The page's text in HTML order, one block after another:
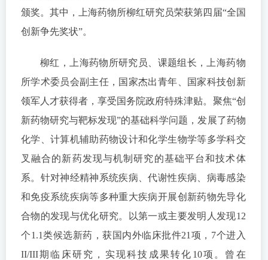
颁奖。其中，上海药物所柳红研究员荣获第四届“全国
创新争先奖状”。
柳红，上海药物所研究员、课题组长，上海药物
所学术委员会副主任，国家杰出青年、国家科技创新
领军人才获得者，享受国务院政府特殊津贴。聚焦“创
新药物研究与靶标发现”的基础科学问题，发展了药物
化学、计算机辅助药物设计和化学生物学等多学科交
叉融合的新药发现与机制研究的基础平台和技术体
系。针对神经精神系统疾病、代谢性疾病、病毒感染
和免疫系统疾病等多种重大疾病开展创新药物先导化
合物的发现与优化研究。以第一或主要发明人发现12
个1.1类候选新药，获国内外临床批件21项，7个进入
II/III期临床研究，实现科技成果转化10项。曾在